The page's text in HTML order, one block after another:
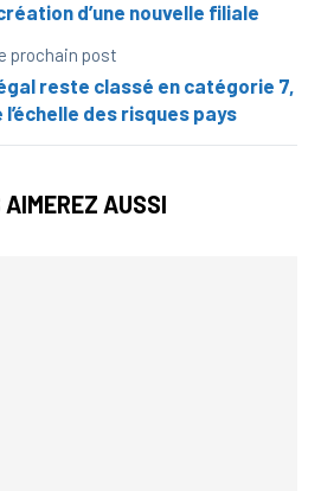
d’une nouvelle filiale
prochain post
reste classé en catégorie 7,
des risques pays
AIMEREZ AUSSI